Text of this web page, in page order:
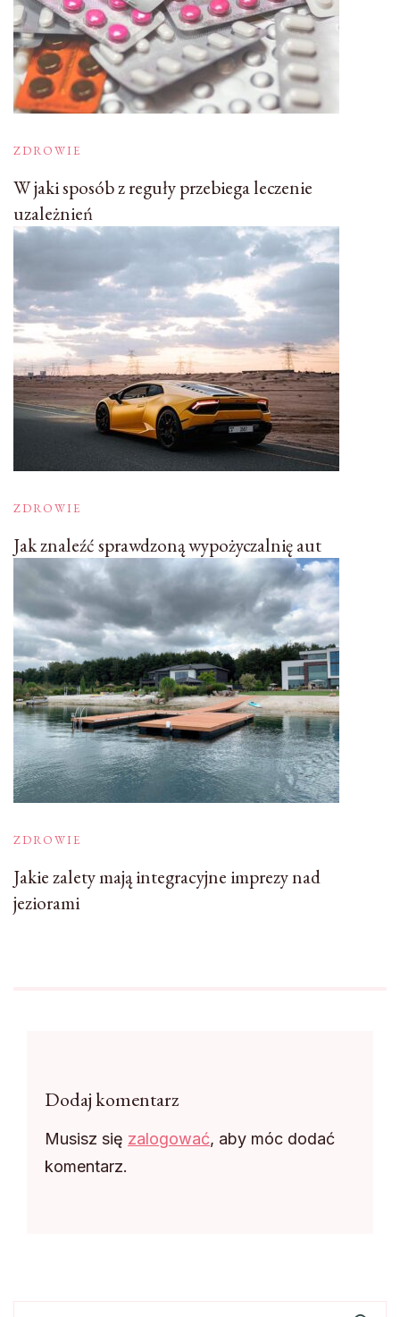
ZDROWIE
W jaki sposób z reguły przebiega leczenie
uzależnień
ZDROWIE
Jak znaleźć sprawdzoną wypożyczalnię aut
ZDROWIE
Jakie zalety mają integracyjne imprezy nad
jeziorami
Dodaj komentarz
Musisz się zalogować, aby móc dodać
komentarz.